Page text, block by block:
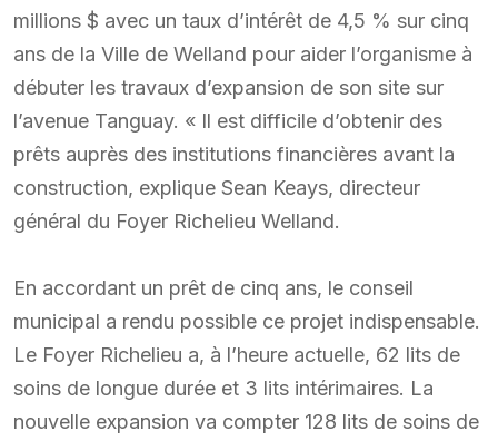
millions $ avec un taux d’intérêt de 4,5 % sur cinq
ans de la Ville de Welland pour aider l’organisme à
débuter les travaux d’expansion de son site sur
l’avenue Tanguay. « Il est difficile d’obtenir des
prêts auprès des institutions financières avant la
construction, explique Sean Keays, directeur
général du Foyer Richelieu Welland.
En accordant un prêt de cinq ans, le conseil
municipal a rendu possible ce projet indispensable.
Le Foyer Richelieu a, à l’heure actuelle, 62 lits de
soins de longue durée et 3 lits intérimaires. La
nouvelle expansion va compter 128 lits de soins de